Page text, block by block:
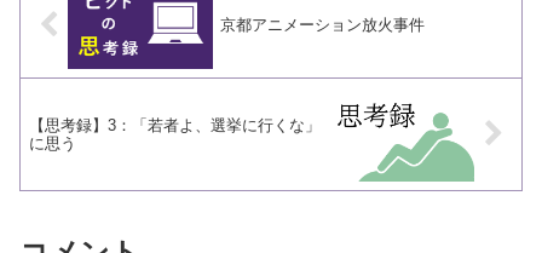
京都アニメーション放火事件
【思考録】3：「若者よ、選挙に行くな」
に思う